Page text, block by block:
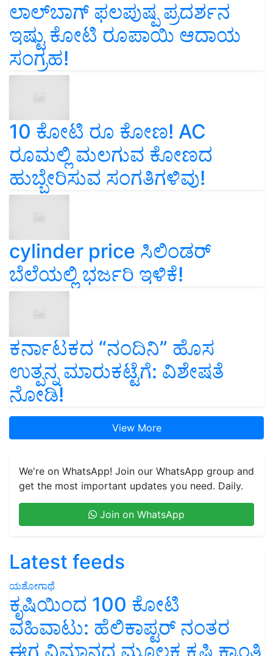
ಲಾಲ್‌ಬಾಗ್ ಫಲಪುಷ್ಪ ಪ್ರದರ್ಶನ
ಇಷ್ಟು ಕೋಟಿ ರೂಪಾಯಿ ಆದಾಯ
ಸಂಗ್ರಹ!
10 ಕೋಟಿ ರೂ ಕೋಣ! AC
ರೂಮಲ್ಲಿ ಮಲಗುವ ಕೋಣದ
ಹುಬ್ಬೇರಿಸುವ ಸಂಗತಿಗಳಿವು!
cylinder price ಸಿಲಿಂಡರ್‌
ಬೆಲೆಯಲ್ಲಿ ಭರ್ಜರಿ ಇಳಿಕೆ!
ಕರ್ನಾಟಕದ “ನಂದಿನಿ” ಹೊಸ
ಉತ್ಪನ್ನ ಮಾರುಕಟ್ಟೆಗೆ: ವಿಶೇಷತೆ
ನೋಡಿ!
View More
We're on WhatsApp! Join our WhatsApp group and
get the most important updates you need. Daily.
Join on WhatsApp
Latest feeds
ಯಶೋಗಾಥೆ
ಕೃಷಿಯಿಂದ 100 ಕೋಟಿ
ವಹಿವಾಟು: ಹೆಲಿಕಾಪ್ಟರ್ ನಂತರ
ಈಗ ವಿಮಾನದ ಮೂಲಕ ಕೃಷಿ ಕ್ರಾಂತಿ